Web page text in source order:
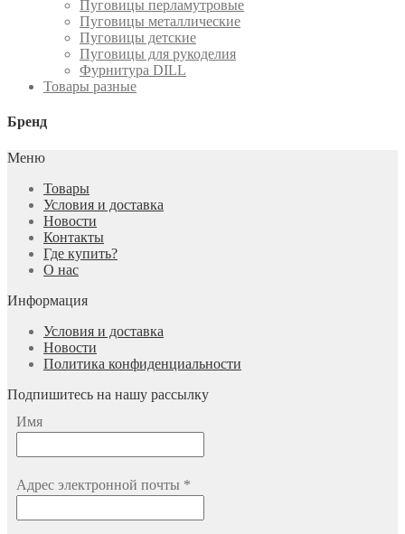
Пуговицы перламутровые
Пуговицы металлические
Пуговицы детские
Пуговицы для рукоделия
Фурнитура DILL
Товары разные
Бренд
Меню
Товары
Условия и доставка
Новости
Контакты
Где купить?
О нас
Информация
Условия и доставка
Новости
Политика конфиденциальности
Подпишитесь на нашу рассылку
Имя
Адрес электронной почты *